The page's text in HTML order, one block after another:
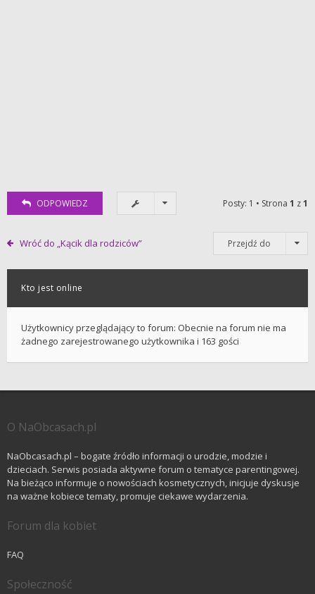
ODPOWIEDZ Posty: 1 • Strona 1 z1
Wróć do „Kącik dla rodziców” Przejdź do
Kto jest online
Użytkownicy przeglądający to forum: Obecnie na forum nie ma
żadnego zarejestrowanego użytkownika i 163 gości
O NaObcasach.pl
NaObcasach.pl – bogate źródło informacji o urodzie, modzie i
dzieciach. Serwis posiada aktywne forum o tematyce parentingowej.
Na bieżąco informuje o nowościach kosmetycznych, inicjuje dyskusje
na ważne kobiece tematy, promuje ciekawe wydarzenia.
Forum dla kobiet
FAQ
Społeczność